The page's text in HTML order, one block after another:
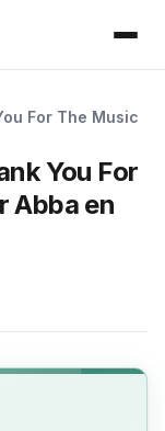
For The Music
You For
Abba en